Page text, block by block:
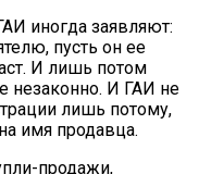
иногда заявляют:
пусть он ее
И лишь потом
незаконно. И ГАИ не
лишь потому,
имя продавца.
продажи,